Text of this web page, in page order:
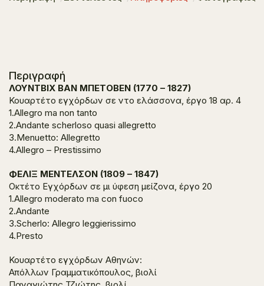
Περιγραφή
ΛΟΥΝΤΒΙΧ ΒΑΝ ΜΠΕΤΟΒΕΝ (1770 – 1827)
Κουαρτέτο εγχόρδων σε ντο ελάσσονα, έργο 18 αρ. 4
1.Allegro ma non tanto
2.Andante scherloso quasi allegretto
3.Menuetto: Allegretto
4.Allegro – Prestissimo
ΦΕΛΙΞ ΜΕΝΤΕΛΣΟΝ (1809 – 1847)
Οκτέτο Εγχόρδων σε μι ύφεση μείζονα, έργο 20
1.Allegro moderato ma con fuoco
2.Andante
3.Scherlo: Allegro leggierissimo
4.Presto
Κουαρτέτο εγχόρδων Αθηνών:
Απόλλων Γραμματικόπουλος, βιολί